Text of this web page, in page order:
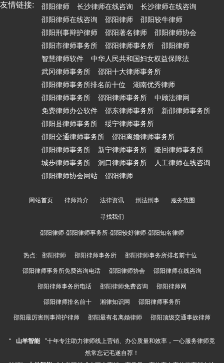
友情链接: 邵阳律师 长沙律师在线咨询
长沙律师在线咨询
邵阳律师在线咨询
邵阳律师
邵阳较牛律师
邵阳刑事辩护律师
邵阳著名律师
邵阳律师协会
邵阳市律师事务所
邵阳律师事务所
邵阳律师
智慧律师软件
中华人民共和国妇女权益保障法
武冈律师事务所
邵阳十大律师事务所
邵阳律师事务所排名前十位
湖南优秀律师
邵阳律师事务所
邵阳律师事务所
中顾法律网
免费律师办公软件
邵东律师事务所
新邵律师事务所
邵阳县律师事务所
绥宁律师事务所
邵阳交通律师事务所
邵阳离婚律师事务所
邵阳律师事务所
新宁律师事务所
隆回律师事务所
城步律师事务所
洞口律师事务所
人工律师在线咨询
邵阳律师协会网站
邵阳律师
网站首页 律师简介 法律资讯 刑法刑事 服务范围
寻找我们
邵阳律师-邵阳律师事务所-邵阳较好律师-邵阳知名律师
热点: 邵阳律师 邵阳律师事务所 邵阳律师事务所排名前十位
邵阳律师事务所免费咨询电话 邵阳律师协会 邵阳律师在线咨询
邵阳律师事务所电话 邵阳律师免费咨询 邵阳律师网
邵阳律师排名前十 湘律知识网 邵阳律师事务所
邵阳最厉害刑事辩护律师 邵阳最有名离婚律师 邵阳顶级交通事故律师
“ 山羊智能
”十年专注助力律师线上营销、办公质量和效率，一心服务律师竟
然常忘记毛遂自荐！